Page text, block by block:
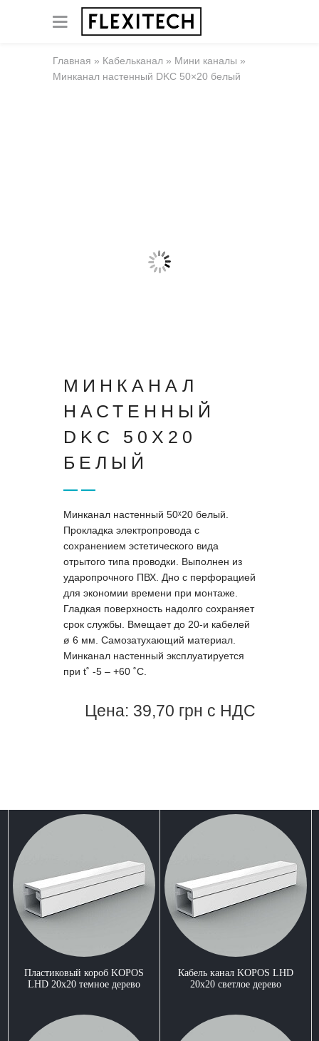
Главная » Кабельканал » Мини каналы »
Минканал настенный DKC 50×20 белый
МИНКАНАЛ
НАСТЕННЫЙ
DKC 50X20
БЕЛЫЙ
Минканал настенный 50ˣ20 белый.
Прокладка электропровода с
сохранением эстетического вида
отрытого типа проводки. Выполнен из
ударопрочного ПВХ. Дно с перфорацией
для экономии времени при монтаже.
Гладкая поверхность надолго сохраняет
срок службы. Вмещает до 20-и кабелей
ø 6 мм. Самозатухающий материал.
Минканал настенный эксплуатируется
при t˚ -5 – +60 ˚С.
Цена: 39,70 грн с НДС
Пластиковый короб KOPOS
LHD 20x20 темное дерево
Кабель канал KOPOS LHD
20x20 светлое дерево